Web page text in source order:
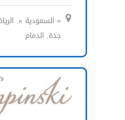
« السعودية »,
جدة, الدمام